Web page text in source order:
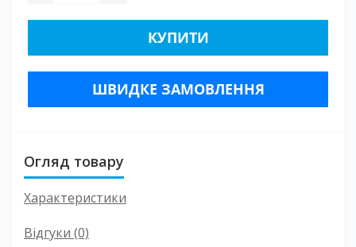
КУПИТИ
ШВИДКЕ ЗАМОВЛЕННЯ
Огляд товару
Характеристики
Відгуки (0)